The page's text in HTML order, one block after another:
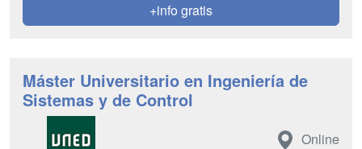
+info gratis
Máster Universitario en Ingeniería de
Sistemas y de Control
Online